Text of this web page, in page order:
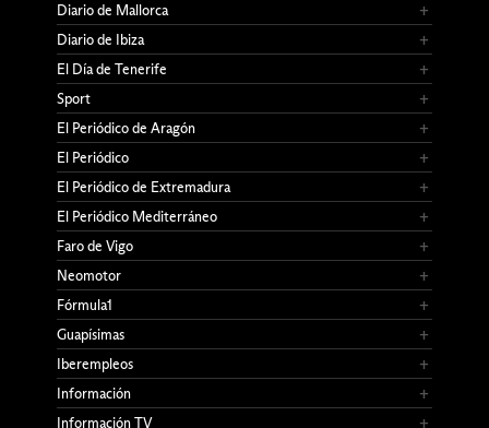
Diario de Mallorca
Diario de Ibiza
El Día de Tenerife
Sport
El Periódico de Aragón
El Periódico
El Periódico de Extremadura
El Periódico Mediterráneo
Faro de Vigo
Neomotor
Fórmula1
Guapísimas
Iberempleos
Información
Información TV